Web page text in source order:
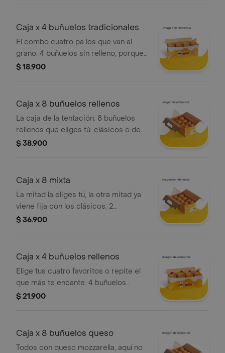
Caja x 4 buñuelos tradicionales
El combo cuatro pa los que van al
grano: 4 buñuelos sin relleno, porque
lo clásico nunca pasa de moda.
$ 18.900
Caja x 8 buñuelos rellenos
La caja de la tentación: 8 buñuelos
rellenos que eliges tú. clásicos o de
temporada. la excusa perfecta pa
$ 38.900
Caja x 8 mixta
La mitad la eliges tú, la otra mitad ya
viene fija con los clásicos: 2
tradicionales y 2 de queso mozzarella
$ 36.900
Caja x 4 buñuelos rellenos
Elige tus cuatro favoritos o repite el
que más te encante. 4 buñuelos
rellenos para calmar el antojo como
$ 21.900
Caja x 8 buñuelos queso
Todos con queso mozzarella, aquí no